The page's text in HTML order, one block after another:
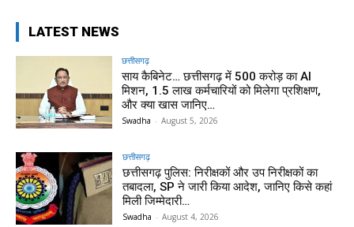
LATEST NEWS
छत्तीसगढ़
साय कैबिनेट… छत्तीसगढ़ में 500 करोड़ का AI
मिशन, 1.5 लाख कर्मचारियों को मिलेगा प्रशिक्षण,
और क्या खास जानिए…
Swadha - August 5, 2026
छत्तीसगढ़
छत्तीसगढ़ पुलिस: निरीक्षकों और उप निरीक्षकों का
तबादला, SP ने जारी किया आदेश, जानिए किसे कहां
मिली जिम्मेदारी…
Swadha - August 4, 2026